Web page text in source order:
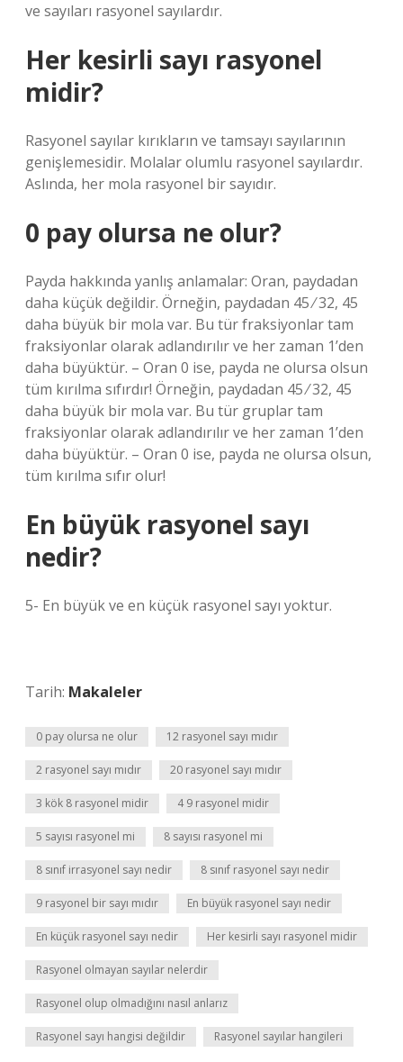
ve sayıları rasyonel sayılardır.
Her kesirli sayı rasyonel
midir?
Rasyonel sayılar kırıkların ve tamsayı sayılarının
genişlemesidir. Molalar olumlu rasyonel sayılardır.
Aslında, her mola rasyonel bir sayıdır.
0 pay olursa ne olur?
Payda hakkında yanlış anlamalar: Oran, paydadan
daha küçük değildir. Örneğin, paydadan 45 ⁄ 32, 45
daha büyük bir mola var. Bu tür fraksiyonlar tam
fraksiyonlar olarak adlandırılır ve her zaman 1’den
daha büyüktür. – Oran 0 ise, payda ne olursa olsun
tüm kırılma sıfırdır! Örneğin, paydadan 45 ⁄ 32, 45
daha büyük bir mola var. Bu tür gruplar tam
fraksiyonlar olarak adlandırılır ve her zaman 1’den
daha büyüktür. – Oran 0 ise, payda ne olursa olsun,
tüm kırılma sıfır olur!
En büyük rasyonel sayı
nedir?
5- En büyük ve en küçük rasyonel sayı yoktur.
Tarih: Makaleler
0 pay olursa ne olur 12 rasyonel sayı mıdır
2 rasyonel sayı mıdır 20 rasyonel sayı mıdır
3 kök 8 rasyonel midir 4 9 rasyonel midir
5 sayısı rasyonel mi 8 sayısı rasyonel mi
8 sınıf irrasyonel sayı nedir 8 sınıf rasyonel sayı nedir
9 rasyonel bir sayı mıdır En büyük rasyonel sayı nedir
En küçük rasyonel sayı nedir Her kesirli sayı rasyonel midir
Rasyonel olmayan sayılar nelerdir
Rasyonel olup olmadığını nasıl anlarız
Rasyonel sayı hangisi değildir Rasyonel sayılar hangileri